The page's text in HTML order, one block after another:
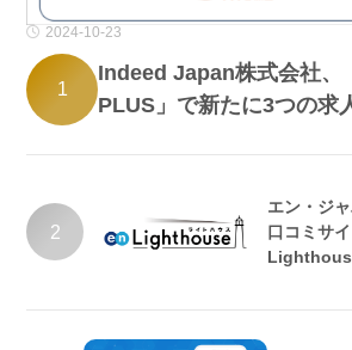
2024-10-23
1
Indeed Japan株式会社、
PLUS」で新たに3つの求
2
エン・ジ
口コミサ